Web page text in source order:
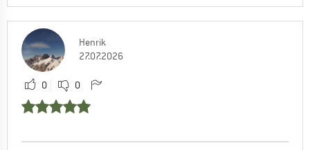
Henrik
27.07.2026
0 0